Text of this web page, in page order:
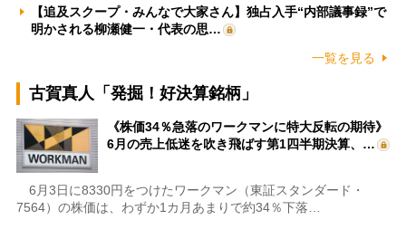
【追及スクープ・みんなで大家さん】独占入手“内部議事録”で
明かされる柳瀬健一・代表の思…
一覧を見る
古賀真人「発掘！好決算銘柄」
《株価34％急落のワークマンに特大反転の期待》
6月の売上低迷を吹き飛ばす第1四半期決算、…
6月3日に8330円をつけたワークマン（東証スタンダード・
7564）の株価は、わずか1カ月あまりで約34％下落…